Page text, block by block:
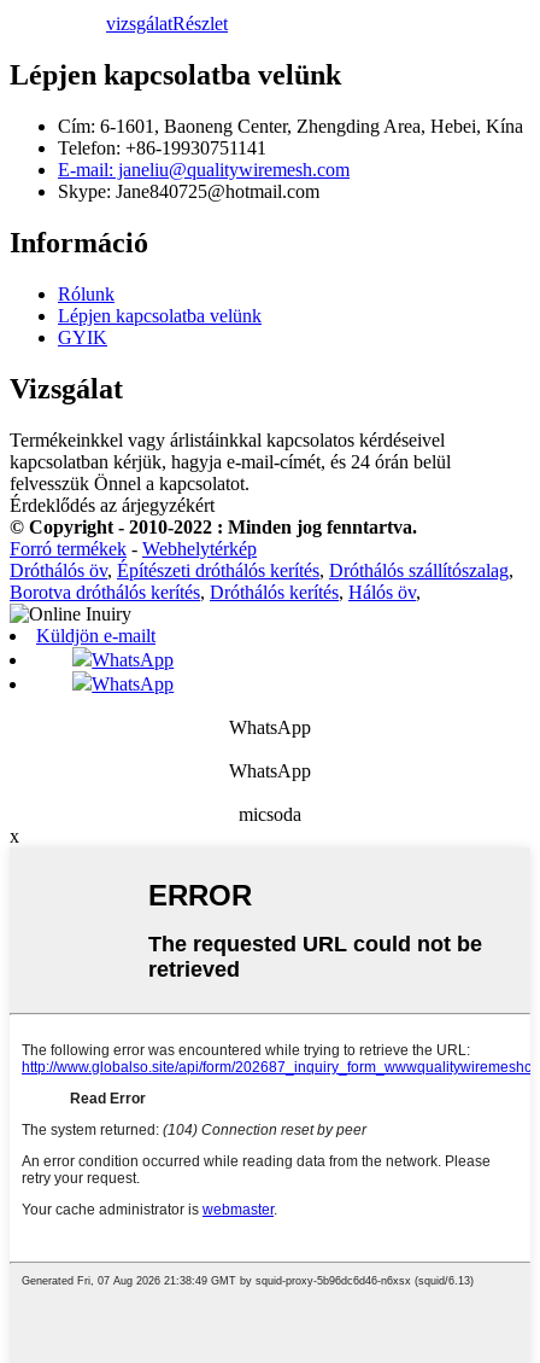
vizsgálatRészlet
Lépjen kapcsolatba velünk
Cím: 6-1601, Baoneng Center, Zhengding Area, Hebei, Kína
Telefon: +86-19930751141
E-mail: janeliu@qualitywiremesh.com
Skype: Jane840725@hotmail.com
Információ
Rólunk
Lépjen kapcsolatba velünk
GYIK
Vizsgálat
Termékeinkkel vagy árlistáinkkal kapcsolatos kérdéseivel
kapcsolatban kérjük, hagyja e-mail-címét, és 24 órán belül
felvesszük Önnel a kapcsolatot.
Érdeklődés az árjegyzékért
© Copyright - 2010-2022 : Minden jog fenntartva.
Forró termékek - Webhelytérkép
Dróthálós öv, Építészeti dróthálós kerítés, Dróthálós szállítószalag,
Borotva dróthálós kerítés, Dróthálós kerítés, Hálós öv,
Küldjön e-mailt
WhatsApp
WhatsApp
WhatsApp
WhatsApp
micsoda
x